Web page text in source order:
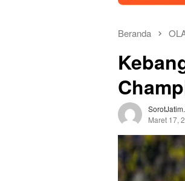
Beranda
Maret 17,